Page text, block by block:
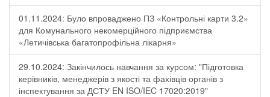
01.11.2024: Було впроваджено ПЗ «Контрольні карти 3.2»
для Комунального некомерційного підприємства
«Летичівська багатопрофільна лікарня»
29.10.2024: Закінчилось навчання за курсом: "Підготовка
керівників, менеджерів з якості та фахівців органів з
інспектування за ДСТУ EN ISO/IEC 17020:2019"